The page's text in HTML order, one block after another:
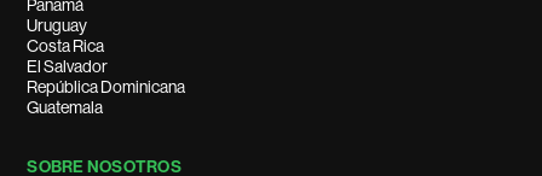
Panamá
Uruguay
Costa Rica
El Salvador
República Dominicana
Guatemala
SOBRE NOSOTROS